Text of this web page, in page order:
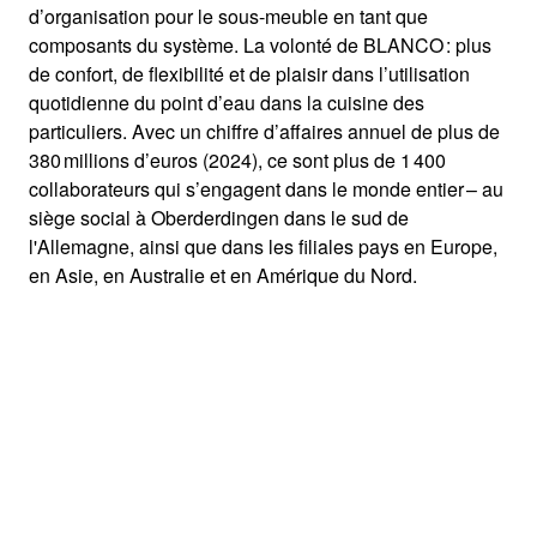
d’organisation pour le sous-meuble en tant que
composants du système. La volonté de BLANCO : plus
de confort, de flexibilité et de plaisir dans l’utilisation
quotidienne du point d’eau dans la cuisine des
particuliers. Avec un chiffre d’affaires annuel de plus de
380 millions d’euros (2024), ce sont plus de 1 400
collaborateurs qui s’engagent dans le monde entier – au
siège social à Oberderdingen dans le sud de
l'Allemagne, ainsi que dans les filiales pays en Europe,
en Asie, en Australie et en Amérique du Nord.​